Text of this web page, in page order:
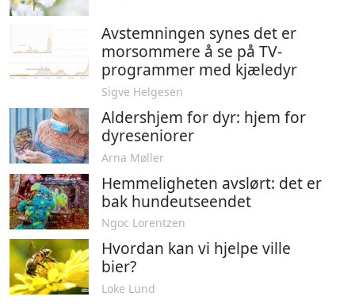
Avstemningen synes det er
morsommere å se på TV-
programmer med kjæledyr
Sigve Helgesen
Aldershjem for dyr: hjem for
dyreseniorer
Arna Møller
Hemmeligheten avslørt: det er
bak hundeutseendet
Ngoc Lorentzen
Hvordan kan vi hjelpe ville
bier?
Loke Lund